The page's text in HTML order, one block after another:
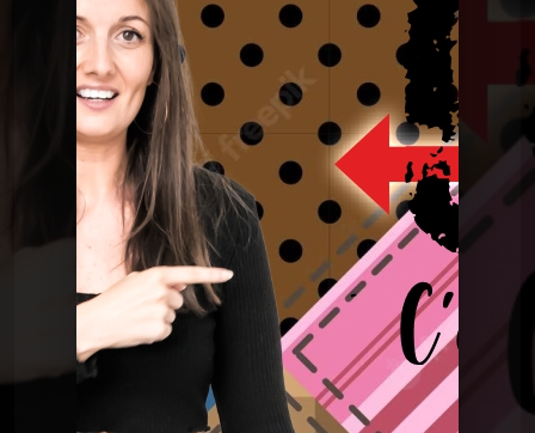
C'était mieux après CMA du 21 mars 2023
C'était mieux après
Derniere CMA du 27 juin
C'était mieux après CMA du 13 juin 2023
C'était mieux après CMA du 30 mai 2023